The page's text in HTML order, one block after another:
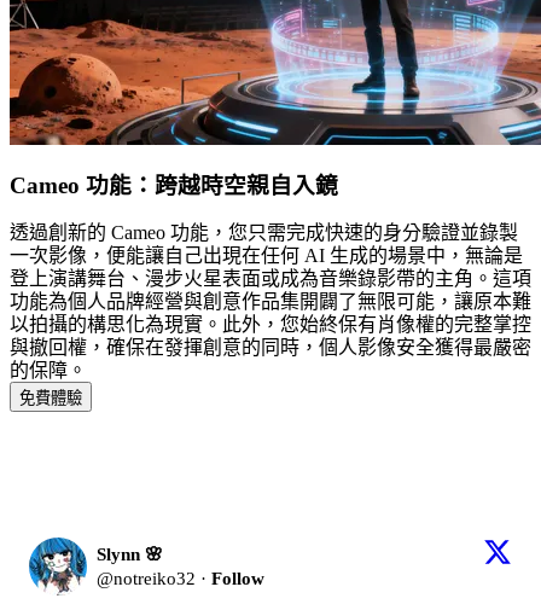
Cameo 功能：跨越時空親自入鏡
透過創新的 Cameo 功能，您只需完成快速的身分驗證並錄製
一次影像，便能讓自己出現在任何 AI 生成的場景中，無論是
登上演講舞台、漫步火星表面或成為音樂錄影帶的主角。這項
功能為個人品牌經營與創意作品集開闢了無限可能，讓原本難
以拍攝的構思化為現實。此外，您始終保有肖像權的完整掌控
與撤回權，確保在發揮創意的同時，個人影像安全獲得最嚴密
的保障。
免費體驗
Slynn 🌸
@notreiko32 · Follow